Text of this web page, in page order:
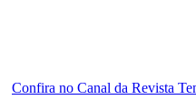
Confira no Canal da Revista